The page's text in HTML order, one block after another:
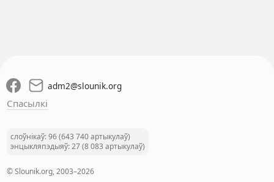
adm2@slounik.org
Спасылкі
слоўнікаў: 96 (643 740 артыкулаў)
энцыкляпэдыяў: 27 (8 083 артыкулаў)
© Slounik.org, 2003–2026